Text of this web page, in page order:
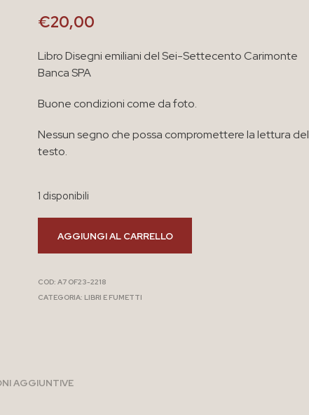
€20,00
Libro Disegni emiliani del Sei-Settecento Carimonte
Banca SPA
Buone condizioni come da foto.
Nessun segno che possa compromettere la lettura del
testo.
1 disponibili
AGGIUNGI AL CARRELLO
COD:A7 OF23-2218
CATEGORIA: LIBRI E FUMETTI
AGGIUNTIVE